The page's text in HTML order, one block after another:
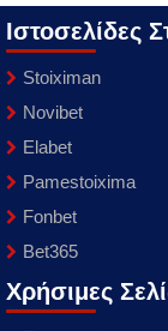
Ιστοσελίδες
Stoiximan
Novibet
Elabet
Pamestoixima
Fonbet
Bet365
Χρήσιμες